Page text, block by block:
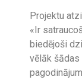
Projektu
«Ir
biedējoši
vēlāk